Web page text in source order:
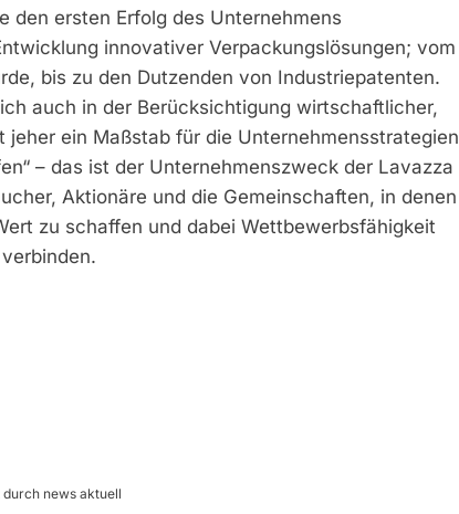
den ersten Erfolg des Unternehmens
innovativer Verpackungslösungen; vom
bis zu den Dutzenden von Industriepatenten.
auch in der Berücksichtigung wirtschaftlicher,
ein Maßstab für die Unternehmensstrategien
– das ist der Unternehmenszweck der Lavazza
Aktionäre und die Gemeinschaften, in denen
zu schaffen und dabei Wettbewerbsfähigkeit
news aktuell